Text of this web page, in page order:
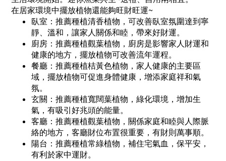
在居家環境中擺放植物還能夠旺財旺運~
臥室：推薦種植清香植物，可改善臥室氛圍達到寧
靜、溫和，讓家人關係和睦，帶來好財運。
廚房：推薦種植觀葉植物，廚房是影響家人財運和
健康的地方，擺放植物可改善流年運程。
餐廳：推薦種植桔黃色植物，家人健康的主要區
域，擺放植物可促進身體健康，增添家庭祥和氣
氛。
玄關：推薦種植寬闊葉植物，綠化環境，增加生
氣，有吸引好兆頭的能量。
客廳：推薦種植觀葉植物，關係家庭和睦與人際脈
絡的地方，客廳財位布置很重要，有財則萬事順。
陽台：推薦種植常綠植物，補住宅氣血，保平安，
有利於家中運財。